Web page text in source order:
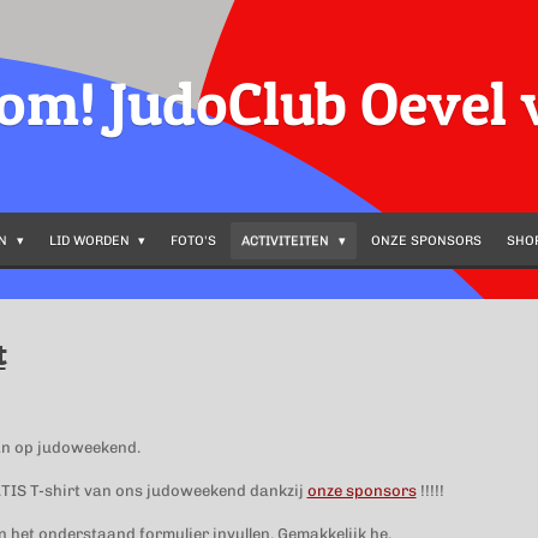
JudoClub Oevel
LID WORDEN FOTO'S ACTIVITEITEN ONZE SPONSORS
op judoweekend.
T-shirt van ons judoweekend dankzij onze sponsors!!!!!
het onderstaand formulier invullen. Gemakkelijk he.